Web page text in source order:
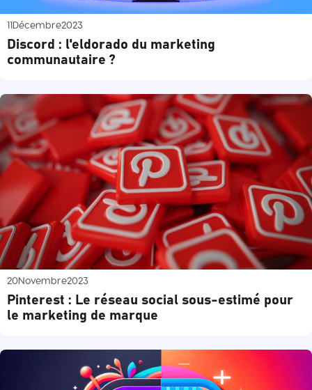
11Décembre2023
Discord : l'eldorado du marketing
communautaire ?
20Novembre2023
Pinterest : Le réseau social sous-estimé pour
le marketing de marque